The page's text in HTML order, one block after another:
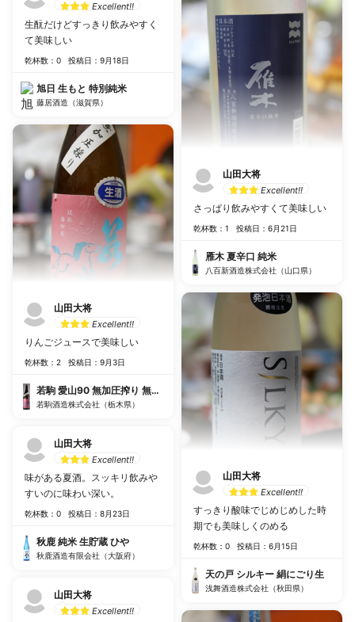
Excellent!!
生酛だけどすっきり飲みやすく
て美味しい
乾杯数：0 投稿日：9月18日
旭日 生もと 特別純米
藤居酒造（滋賀県）
山田大将
Excellent!!
りんごジュースで美味しい
乾杯数：2 投稿日：9月3日
若駒 愛山90 無加圧搾り 無濾過生原酒
若駒酒造株式会社（栃木県）
山田大将
Excellent!!
味がある夏酒。スッキリ飲みや
すいのに味わい深い。
乾杯数：0 投稿日：8月23日
秋鹿 純米 生貯蔵 ひや
秋鹿酒造有限会社（大阪府）
山田大将
Excellent!!
山田大将
Excellent!!
さっぱり飲みやすくて美味しい
乾杯数：1 投稿日：6月21日
雁木 夏辛口 純米
八百新酒造株式会社（山口県）
山田大将
Excellent!!
すっきり酸味でじめじめした時
期でも美味しくのめる
乾杯数：0 投稿日：6月15日
天の戸 シルキー 絹にごり生
浅舞酒造株式会社（秋田県）